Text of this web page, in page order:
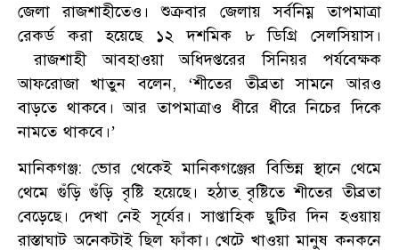
জেলা রাজশাহীতেও। শুক্রবার জেলায় সর্বনিম্ন তাপমাত্রা
রেকর্ড করা হয়েছে ১২ দশমিক ৮ ডিগ্রি সেলসিয়াস।
রাজশাহী আবহাওয়া অধিদপ্তরের সিনিয়র পর্যবেক্ষক
আফরোজা খাতুন বলেন, ‘শীতের তীব্রতা সামনে আরও
বাড়তে থাকবে। আর তাপমাত্রাও ধীরে ধীরে নিচের দিকে
নামতে থাকবে।’
মানিকগঞ্জ: ভোর থেকেই মানিকগঞ্জের বিভিন্ন স্থানে থেমে
থেমে গুঁড়ি গুঁড়ি বৃষ্টি হয়েছে। হঠাত্ বৃষ্টিতে শীতের তীব্রতা
বেড়েছে। দেখা নেই সূর্যের। সাপ্তাহিক ছুটির দিন হওয়ায়
রাস্তাঘাট অনেকটাই ছিল ফাঁকা। খেটে খাওয়া মানুষ কনকনে